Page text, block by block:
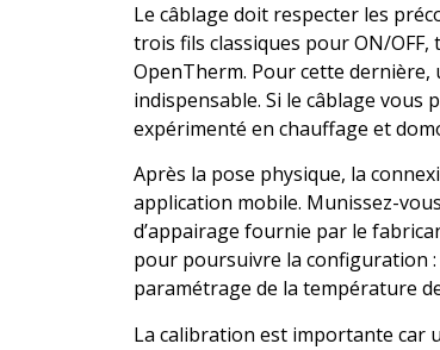
Le câblage doit respecter les
trois fils classiques pour ON/
OpenTherm. Pour cette
indispensable. Si le câblage
expérimenté en chauffage et
Après la pose physique, la
application mobile. Munissez-
d’appairage fournie par le
pour poursuivre la configuration :
paramétrage de la température
La calibration est importante car